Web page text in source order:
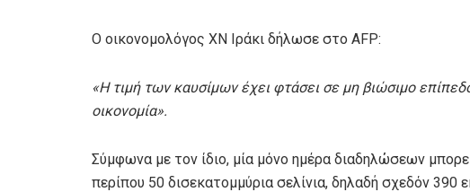
Ο οικονομολόγος ΧΝ Ιράκι δήλωσε στο AFP:
«Η τιμή των καυσίμων έχει φτάσει σε μη βιώσιμο
οικονομία».
Σύμφωνα με τον ίδιο, μία μόνο ημέρα διαδηλώσεων
περίπου 50 δισεκατομμύρια σελίνια, δηλαδή σχεδόν 390